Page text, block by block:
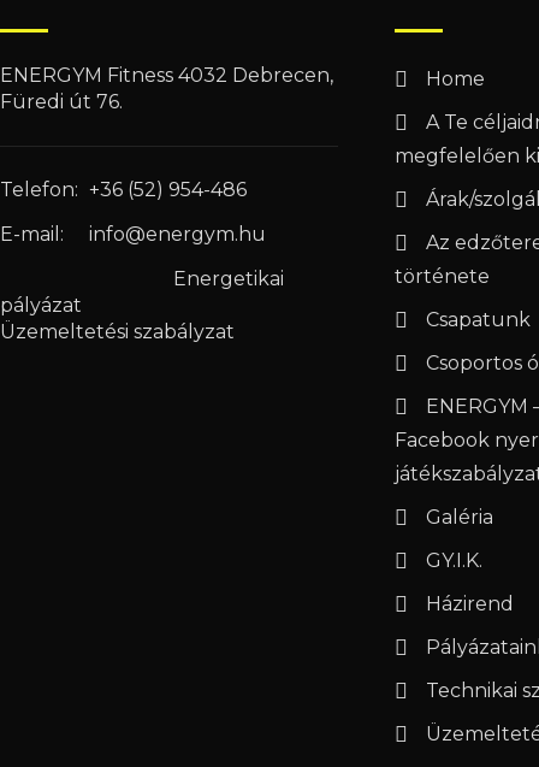
ENERGYM Fitness 4032 Debrecen,
Füredi út 76.
Telefon: +36 (52) 954-486
E-mail:
info@energym.hu
Energetikai
pályázat
Üzemeltetési szabályzat
Home
A Te
megfelelően
Árak/
Az
története
Csapatunk
Csoportos
ENERGYM
Facebook
Galéria
GY.I.K.
Házirend
Technikai